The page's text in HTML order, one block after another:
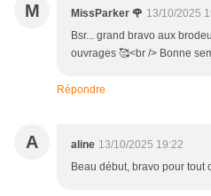
M MissParker 🌹 13/10/2025
Bsr... grand bravo aux
ouvrages 🥰<br /> Bonne
Répondre
A aline 13/10/2025 19:22
Beau début, bravo pour tout